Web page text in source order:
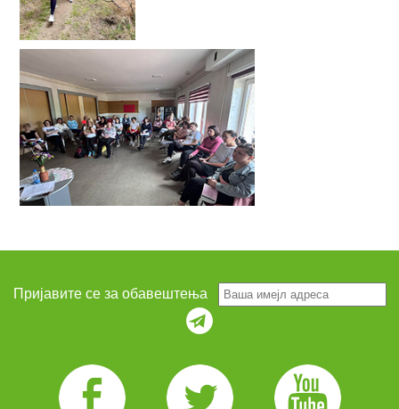
Пријавите се за обавештења